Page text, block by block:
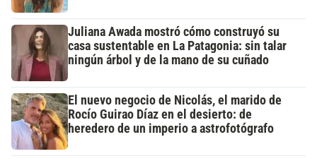
Juliana Awada mostró cómo construyó su
casa sustentable en La Patagonia: sin talar
ningún árbol y de la mano de su cuñado
El nuevo negocio de Nicolás, el marido de
Rocío Guirao Díaz en el desierto: de
heredero de un imperio a astrofotógrafo